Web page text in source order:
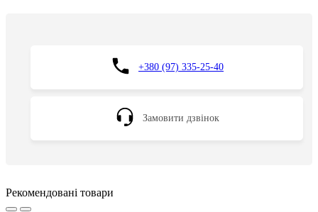
+380 (97) 335-25-40
Замовити дзвінок
Рекомендовані товари